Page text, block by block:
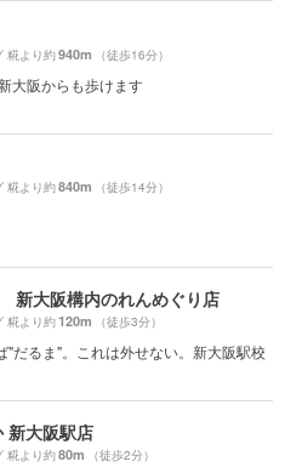
糀より約940m （徒歩16分）
大阪からも歩けます
糀より約840m （徒歩14分）
新大阪構内のれんめぐり店
糀より約120m （徒歩3分）
"だるま"。これは外せない。新大阪駅校
新大阪駅店
糀より約80m （徒歩2分）